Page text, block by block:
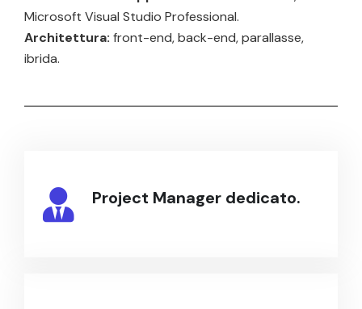
Microsoft Visual Studio Professional.
Architettura: front-end, back-end, parallasse,
ibrida.
Project Manager dedicato.